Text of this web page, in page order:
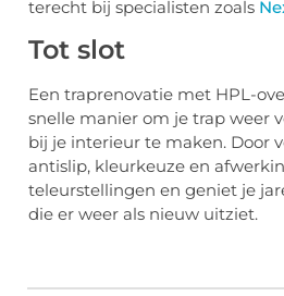
terecht bij specialisten zoals
Tot slot
Een traprenovatie met HPL-
snelle manier om je trap weer
bij je interieur te maken. Door
antislip, kleurkeuze en
teleurstellingen en geniet je
die er weer als nieuw uitziet.